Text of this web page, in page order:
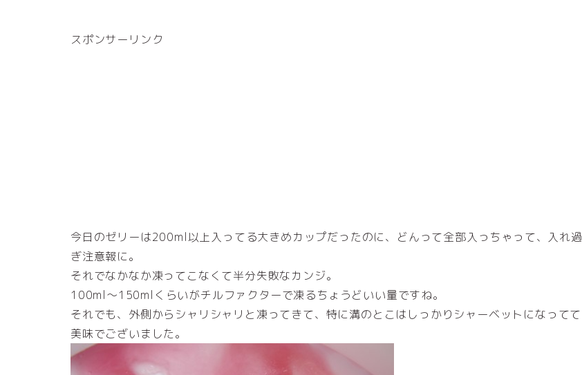
スポンサーリンク
今日のゼリーは200ml以上入ってる大きめカップだったのに、どんって全部入っちゃって、入れ過
ぎ注意報に。
それでなかなか凍ってこなくて半分失敗なカンジ。
100ml～150mlくらいがチルファクターで凍るちょうどいい量ですね。
それでも、外側からシャリシャリと凍ってきて、特に溝のとこはしっかりシャーベットになってて
美味でございました。